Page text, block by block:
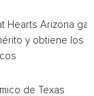
Hearts Arizona
y obtiene los
de Texas